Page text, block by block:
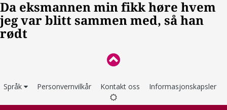
Språk Personvernvilkår Kontakt oss Informasjonskapsler